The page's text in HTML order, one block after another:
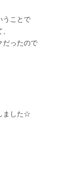
うことで
だったので
ました☆